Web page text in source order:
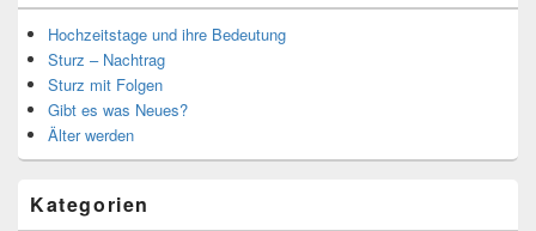
Hochzeitstage und ihre Bedeutung
Sturz – Nachtrag
Sturz mit Folgen
Gibt es was Neues?
Älter werden
Kategorien